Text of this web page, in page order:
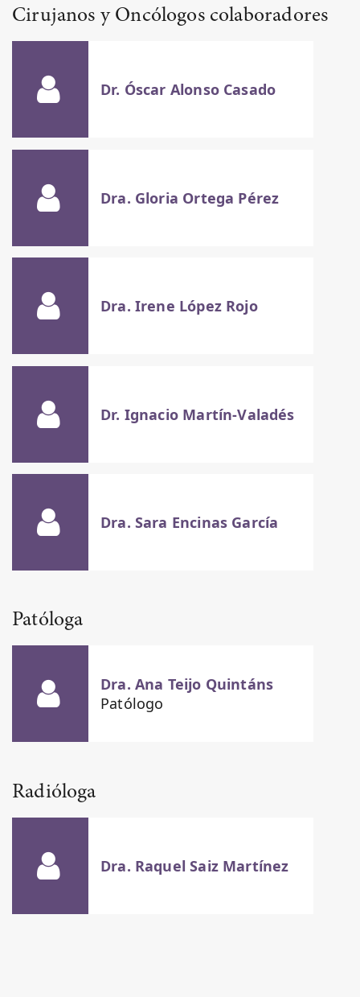
Cirujanos y Oncólogos colaboradores
Dr. Óscar Alonso Casado
Dra. Gloria Ortega Pérez
Dra. Irene López Rojo
Dr. Ignacio Martín-Valadés
Dra. Sara Encinas García
Patóloga
Dra. Ana Teijo Quintáns
Patólogo
Radióloga
Dra. Raquel Saiz Martínez